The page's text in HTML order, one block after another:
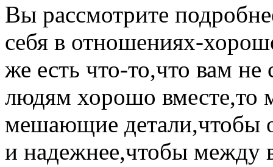
Вы рассмотрите
себя в отношениях-
же есть что-то,что вам не
людям хорошо вместе,то
мешающие детали,чтобы
и надежнее,чтобы между